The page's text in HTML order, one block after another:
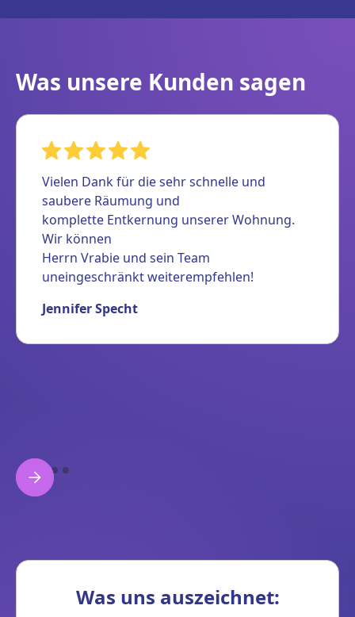
Was unsere Kunden sagen
Vielen Dank für die sehr schnelle und
saubere Räumung und
komplette Entkernung unserer Wohnung.
Wir können
Herrn Vrabie und sein Team
uneingeschränkt weiterempfehlen!
Jennifer Specht
Was uns auszeichnet: